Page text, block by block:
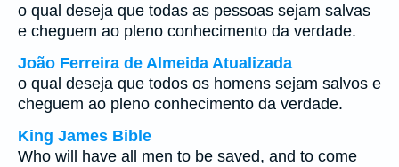
o qual deseja que todas as pessoas sejam salvas
e cheguem ao pleno conhecimento da verdade.
João Ferreira de Almeida Atualizada
o qual deseja que todos os homens sejam salvos e
cheguem ao pleno conhecimento da verdade.
King James Bible
Who will have all men to be saved, and to come